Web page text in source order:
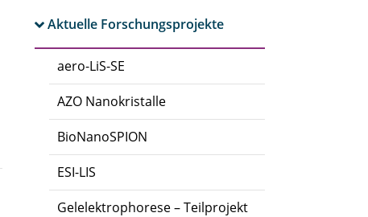
Aktuelle Forschungsprojekte
aero-LiS-SE
AZO Nanokristalle
BioNanoSPION
ESI-LIS
Gelelektrophorese – Teilprojekt